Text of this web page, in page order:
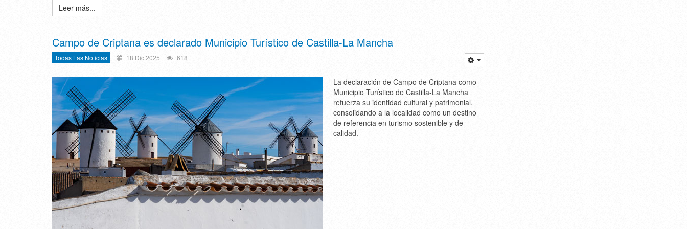
Leer más...
Campo de Criptana es declarado Municipio Turístico de Castilla-La Mancha
Todas Las Noticias 18 Dic 2025 618
La declaración de Campo de Criptana como
Municipio Turístico de Castilla-La Mancha
refuerza su identidad cultural y patrimonial,
consolidando a la localidad como un destino
de referencia en turismo sostenible y de
calidad.